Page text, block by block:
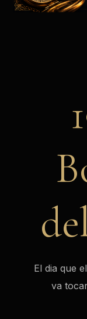
El dia que
va